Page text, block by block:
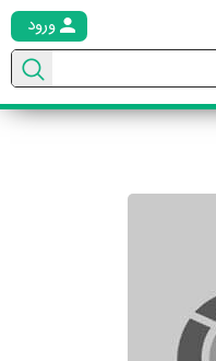
ورود